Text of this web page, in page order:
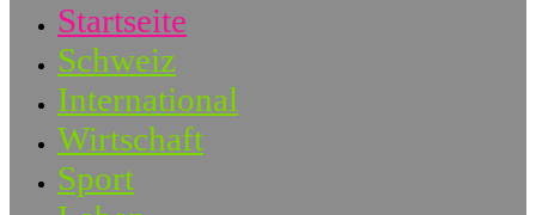
Startseite
Schweiz
International
Wirtschaft
Sport